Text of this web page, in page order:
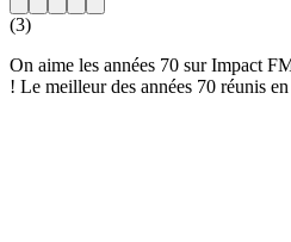
(3)
On aime les années 70 sur Impact
! Le meilleur des années 70 réunis